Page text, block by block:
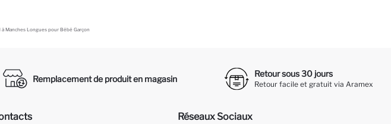
Manches Longues pour Bébé Garçon
Remplacement de produit en magasin
Retour sous 30 jours
Retour facile et gratuit via Aramex
Réseaux Sociaux